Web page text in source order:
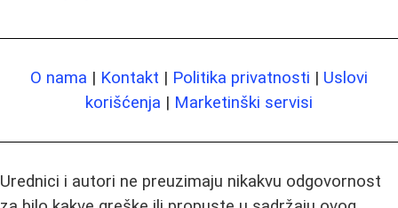
O nama | Kontakt | Politika privatnosti | Uslovi
korišćenja | Marketinški servisi
Urednici i autori ne preuzimaju nikakvu odgovornost